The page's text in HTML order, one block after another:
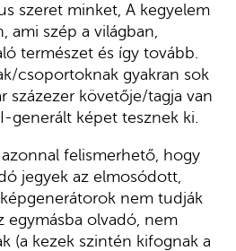
szeret minket, A kegyelem
ami szép a világban,
természet és így tovább.
csoportoknak gyakran sok
százezer követője/tagja van
generált képet tesznek ki.
felismerhető, hogy
jegyek az elmosódott,
nem tudják
egymásba olvadó, nem
(a kezek szintén kifognak a